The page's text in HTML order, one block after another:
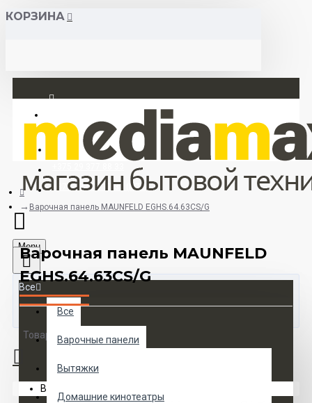
КОРЗИНА
Регистрация
+375 33 673 17 31 (МТС)
Menu
Все
Все
Варочные панели
Вытяжки
Домашние кинотеатры
Товаров 0 (0 руб.)
Ваша корзина пуста!
Варочная панель MAUNFELD EGHS.64.63CS/G
Варочная панель MAUNFELD
EGHS.64.63CS/G